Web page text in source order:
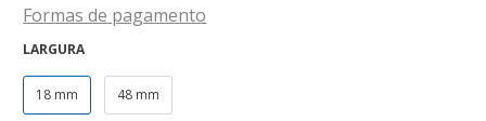
Formas de pagamento
LARGURA
18 mm 48 mm